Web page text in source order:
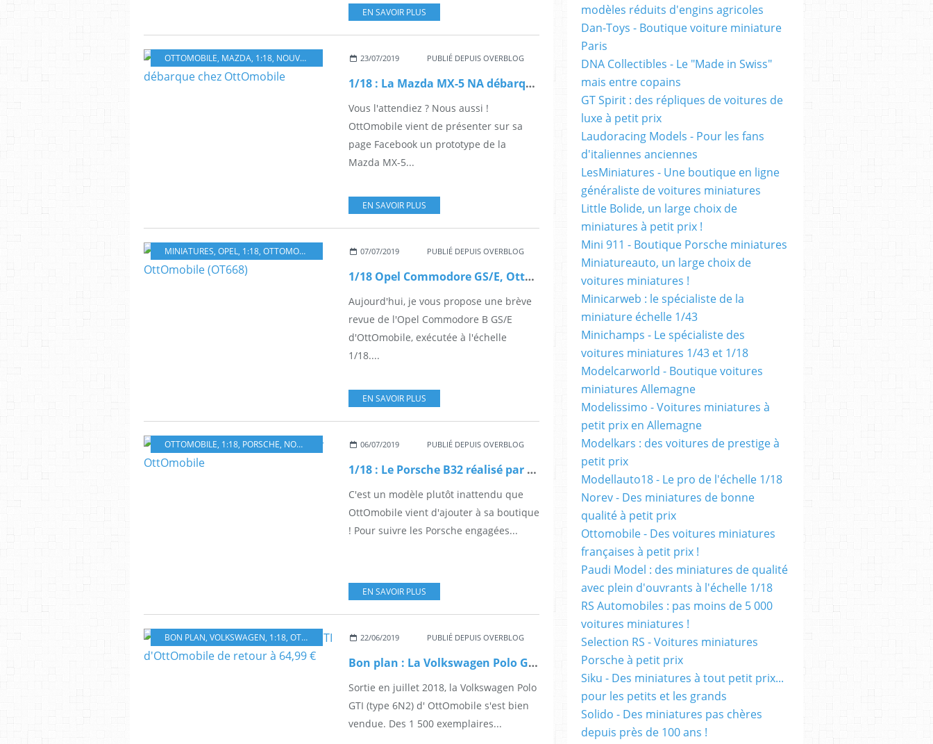
EN SAVOIR PLUS
OTTOMOBILE, MAZDA, 1:18, NOUVEAUTÉ 23/07/2019 PUBLIÉ DEPUIS OVERBLOG
1/18 : La Mazda MX-5 NA débarque chez OttOmobile
Vous l'attendiez ? Nous aussi !
OttOmobile vient de présenter sur sa
page Facebook un prototype de la
Mazda MX-5...
EN SAVOIR PLUS
MINIATURES, OPEL, 1:18, OTTOMOBILE 07/07/2019 PUBLIÉ DEPUIS OVERBLOG
1/18 Opel Commodore GS/E, OttOmobile (OT668)
Aujourd'hui, je vous propose une brève
revue de l'Opel Commodore B GS/E
d'OttOmobile, exécutée à l'échelle
1/18....
EN SAVOIR PLUS
OTTOMOBILE, 1:18, PORSCHE, NOUVEAUTÉ 06/07/2019 PUBLIÉ DEPUIS OVERBLOG
1/18 : Le Porsche B32 réalisé par OttOmobile
C'est un modèle plutôt inattendu que
OttOmobile vient d'ajouter à sa boutique
! Pour suivre les Porsche engagées...
EN SAVOIR PLUS
BON PLAN, VOLKSWAGEN, 1:18, OTTOMOBILE 22/06/2019 PUBLIÉ DEPUIS OVERBLOG
Bon plan : La Volkswagen Polo GTI d'OttOmobile de retour à 64,99 €
Sortie en juillet 2018, la Volkswagen Polo
GTI (type 6N2) d' OttOmobile s'est bien
vendue. Des 1 500 exemplaires...
modèles réduits d'engins agricoles
Dan-Toys - Boutique voiture miniature
Paris
DNA Collectibles - Le "Made in Swiss"
mais entre copains
GT Spirit : des répliques de voitures de
luxe à petit prix
Laudoracing Models - Pour les fans
d'italiennes anciennes
LesMiniatures - Une boutique en ligne
généraliste de voitures miniatures
Little Bolide, un large choix de
miniatures à petit prix !
Mini 911 - Boutique Porsche miniatures
Miniatureauto, un large choix de
voitures miniatures !
Minicarweb : le spécialiste de la
miniature échelle 1/43
Minichamps - Le spécialiste des
voitures miniatures 1/43 et 1/18
Modelcarworld - Boutique voitures
miniatures Allemagne
Modelissimo - Voitures miniatures à
petit prix en Allemagne
Modelkars : des voitures de prestige à
petit prix
Modellauto18 - Le pro de l'échelle 1/18
Norev - Des miniatures de bonne
qualité à petit prix
Ottomobile - Des voitures miniatures
françaises à petit prix !
Paudi Model : des miniatures de qualité
avec plein d'ouvrants à l'échelle 1/18
RS Automobiles : pas moins de 5 000
voitures miniatures !
Selection RS - Voitures miniatures
Porsche à petit prix
Siku - Des miniatures à tout petit prix...
pour les petits et les grands
Solido - Des miniatures pas chères
depuis près de 100 ans !